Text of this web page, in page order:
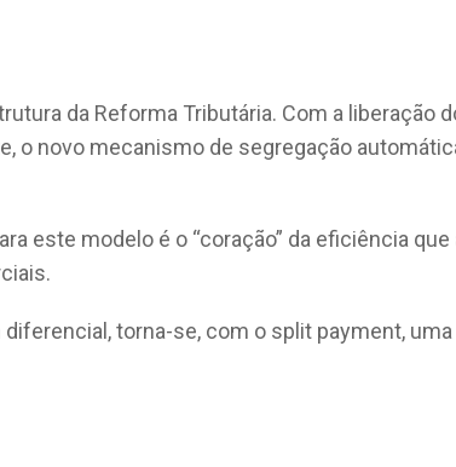
da Reforma Tributária. Com a liberação
o novo mecanismo de segregação
este modelo é o “coração” da eficiência
torna-se, com o split payment,